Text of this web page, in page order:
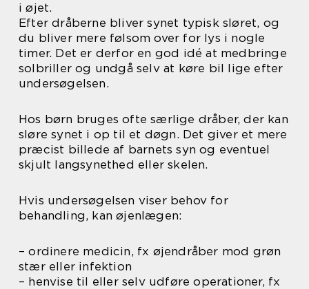
i øjet.
Efter dråberne bliver synet typisk sløret, og
du bliver mere følsom over for lys i nogle
timer. Det er derfor en god idé at medbringe
solbriller og undgå selv at køre bil lige efter
undersøgelsen.
Hos børn bruges ofte særlige dråber, der kan
sløre synet i op til et døgn. Det giver et mere
præcist billede af barnets syn og eventuel
skjult langsynethed eller skelen.
Hvis undersøgelsen viser behov for
behandling, kan øjenlægen:
– ordinere medicin, fx øjendråber mod grøn
stær eller infektion
– henvise til eller selv udføre operationer, fx